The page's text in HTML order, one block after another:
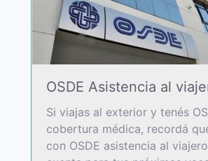
OSDE Asistencia al
Si viajas al exterior y tenés
cobertura médica, recordá
con OSDE asistencia al